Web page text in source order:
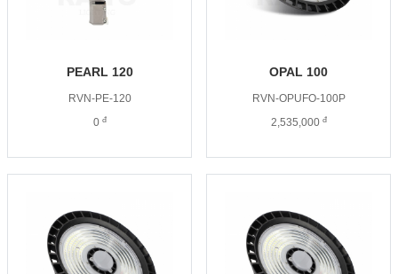
PEARL 120
RVN-PE-120
0 đ
OPAL 100
RVN-OPUFO-100P
2,535,000 đ